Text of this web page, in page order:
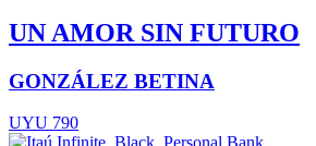
UN AMOR SIN FUTURO
GONZÁLEZ BETINA
UYU 790